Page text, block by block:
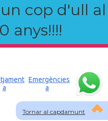
cop d'ull al
anys!!!!
Tornar al capdamunt
a
Emergències
a